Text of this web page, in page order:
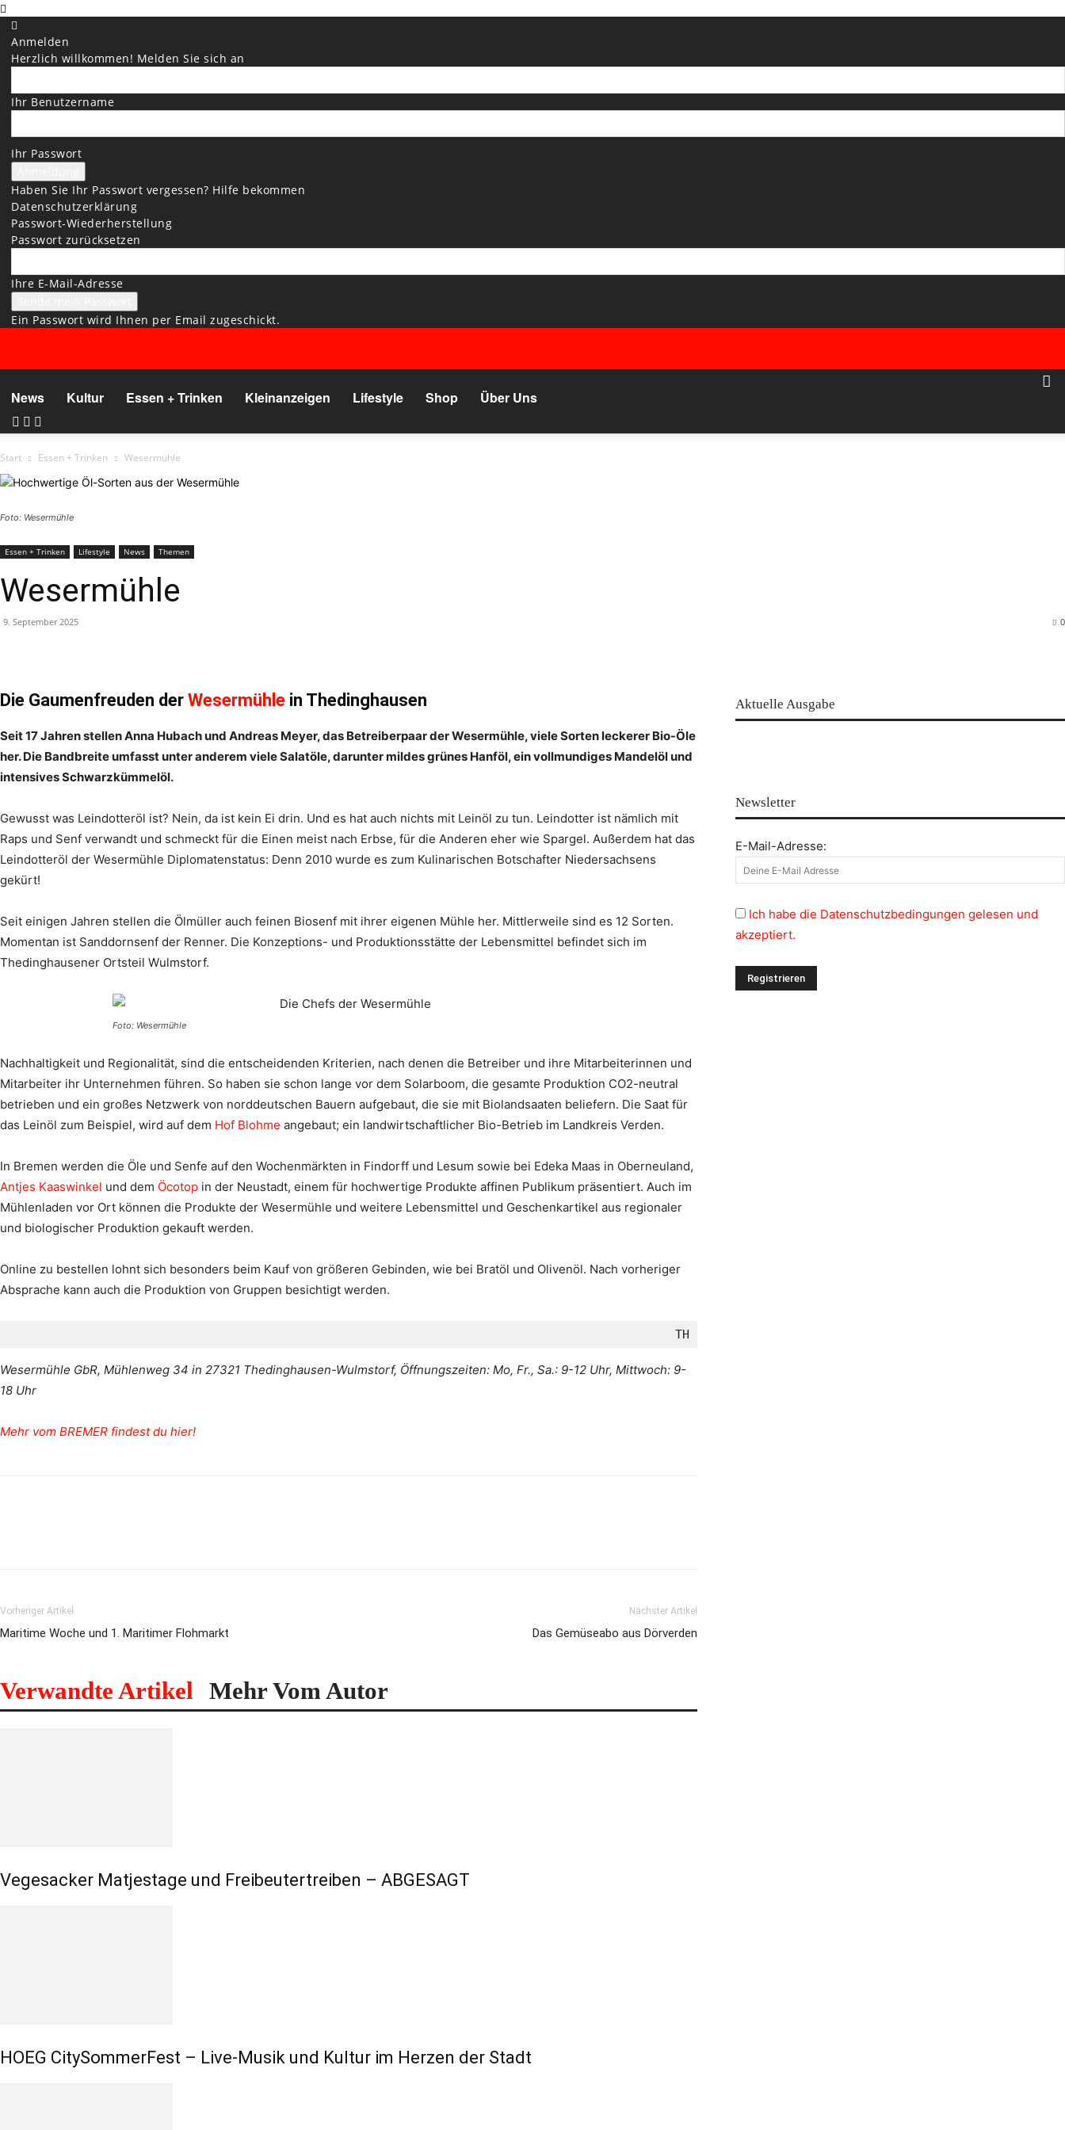
Anmelden
Herzlich willkommen! Melden Sie sich an
Ihr Benutzername
Ihr Passwort
Haben Sie Ihr Passwort vergessen? Hilfe bekommen
Datenschutzerklärung
Passwort-Wiederherstellung
Passwort zurücksetzen
Ihre E-Mail-Adresse
Ein Passwort wird Ihnen per Email zugeschickt.
News Kultur Essen + Trinken Kleinanzeigen Lifestyle Shop Über Uns
Start Essen + Trinken Wesermühle
Foto: Wesermühle
Essen + Trinken Lifestyle News Themen
Wesermühle
9. September 2025 0
Die Gaumenfreuden der Wesermühle in Thedinghausen
Seit 17 Jahren stellen Anna Hubach und Andreas Meyer, das Betreiberpaar der Wesermühle, viele Sorten leckerer Bio-Öle
her. Die Bandbreite umfasst unter anderem viele Salatöle, darunter mildes grünes Hanföl, ein vollmundiges Mandelöl und
intensives Schwarzkümmelöl.
Gewusst was Leindotteröl ist? Nein, da ist kein Ei drin. Und es hat auch nichts mit Leinöl zu tun. Leindotter ist nämlich mit
Raps und Senf verwandt und schmeckt für die Einen meist nach Erbse, für die Anderen eher wie Spargel. Außerdem hat das
Leindotteröl der Wesermühle Diplomatenstatus: Denn 2010 wurde es zum Kulinarischen Botschafter Niedersachsens
gekürt!
Seit einigen Jahren stellen die Ölmüller auch feinen Biosenf mit ihrer eigenen Mühle her. Mittlerweile sind es 12 Sorten.
Momentan ist Sanddornsenf der Renner. Die Konzeptions- und Produktionsstätte der Lebensmittel befindet sich im
Thedinghausener Ortsteil Wulmstorf.
Foto: Wesermühle
Nachhaltigkeit und Regionalität, sind die entscheidenden Kriterien, nach denen die Betreiber und ihre Mitarbeiterinnen und
Mitarbeiter ihr Unternehmen führen. So haben sie schon lange vor dem Solarboom, die gesamte Produktion CO2-neutral
betrieben und ein großes Netzwerk von norddeutschen Bauern aufgebaut, die sie mit Biolandsaaten beliefern. Die Saat für
das Leinöl zum Beispiel, wird auf dem Hof Blohme angebaut; ein landwirtschaftlicher Bio-Betrieb im Landkreis Verden.
In Bremen werden die Öle und Senfe auf den Wochenmärkten in Findorff und Lesum sowie bei Edeka Maas in Oberneuland,
Antjes Kaaswinkel und dem Öcotop in der Neustadt, einem für hochwertige Produkte affinen Publikum präsentiert. Auch im
Mühlenladen vor Ort können die Produkte der Wesermühle und weitere Lebensmittel und Geschenkartikel aus regionaler
und biologischer Produktion gekauft werden.
Online zu bestellen lohnt sich besonders beim Kauf von größeren Gebinden, wie bei Bratöl und Olivenöl. Nach vorheriger
Absprache kann auch die Produktion von Gruppen besichtigt werden.
TH
Wesermühle GbR, Mühlenweg 34 in 27321 Thedinghausen-Wulmstorf, Öffnungszeiten: Mo, Fr., Sa.: 9-12 Uhr, Mittwoch: 9-
18 Uhr
Mehr vom BREMER findest du hier!
Vorheriger Artikel
Maritime Woche und 1. Maritimer Flohmarkt
Nächster Artikel
Das Gemüseabo aus Dörverden
Verwandte Artikel Mehr Vom Autor
Vegesacker Matjestage und Freibeutertreiben – ABGESAGT
HOEG CitySommerFest – Live-Musik und Kultur im Herzen der Stadt
Aktuelle Ausgabe
Newsletter
E-Mail-Adresse:
Ich habe die Datenschutzbedingungen gelesen und
akzeptiert.